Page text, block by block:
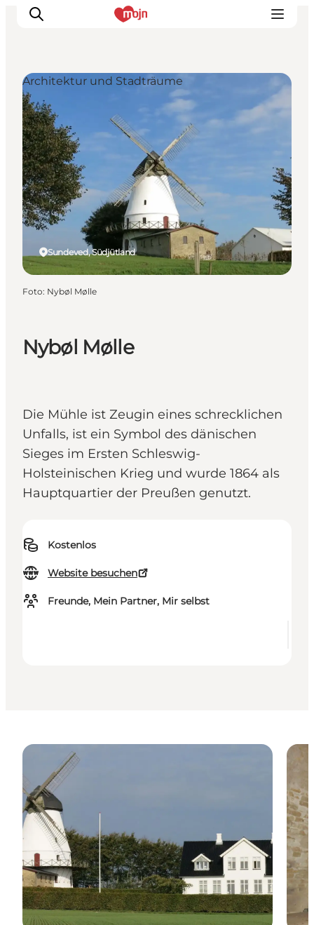
Erlebnisse
Städte und Regionen
Events
Übernachtung
Plane deine Reise
Booking
Nybøl Mølle
Die Mühle ist Zeugin eines schrecklichen
Unfalls, ist ein Symbol des dänischen
Sieges im Ersten Schleswig-
Holsteinischen Krieg und wurde 1864 als
Hauptquartier der Preußen genutzt.
Kostenlos
Website besuchen
Freunde, Mein Partner, Mir selbst
Sundeved, Südjütland
Architektur und Stadträume
Foto: Nybøl Mølle